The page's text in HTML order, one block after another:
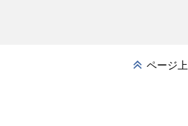
ページ